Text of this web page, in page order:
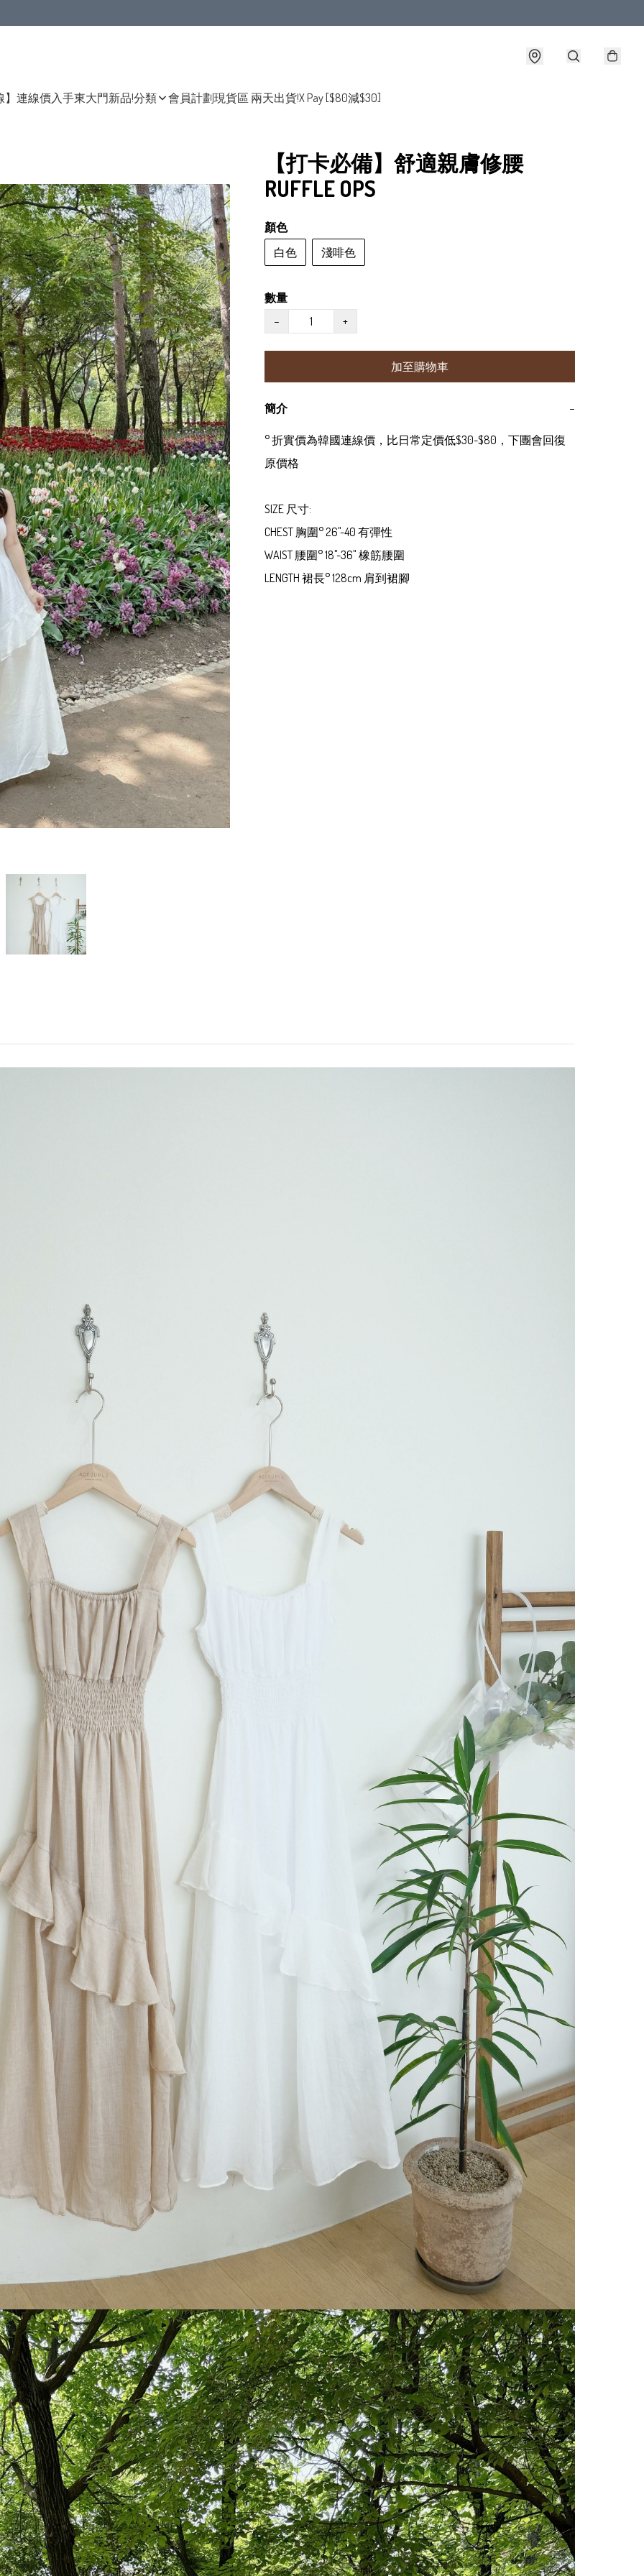
】連線價入手東大門新品!分類 會員計劃現貨區 兩天出貨!X Pay [$80減$30]
【打卡必備】舒適親膚修腰
RUFFLE OPS
顏色
白色
淺啡色
數量
−
+
加至購物車
簡介 −
° 折實價為韓國連線價，比日常定價低$30-$80，下團會回復
原價格
SIZE 尺寸:
CHEST 胸圍° 26"-40 有彈性
WAIST 腰圍° 18"-36" 橡筋腰圍
LENGTH 裙長° 128cm 肩到裙腳